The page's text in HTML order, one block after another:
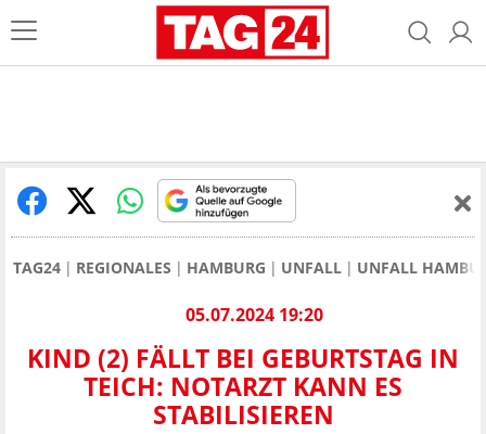
TAG24 REGIONALES HAMBURG UNFALL UNFALL
05.07.2024 19:20
KIND (2) FÄLLT BEI GEBURTSTAG IN
TEICH: NOTARZT KANN ES
STABILISIEREN